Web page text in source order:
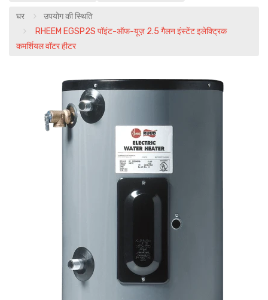
घर
उपयोग की स्थिति
RHEEM EGSP2S पॉइंट-ऑफ-यूज़ 2.5 गैलन इंस्टेंट इलेक्ट्रिक
कमर्शियल वॉटर हीटर